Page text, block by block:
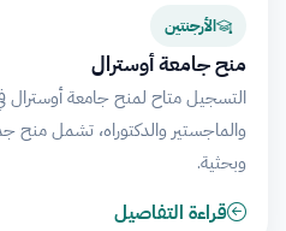
الأرجنتين
منح جامعة أوسترال
التسجيل متاح لمنح جامعة أوسترال
والماجستير والدكتوراه، تشمل
وبحثية.
قراءة التفاصيل